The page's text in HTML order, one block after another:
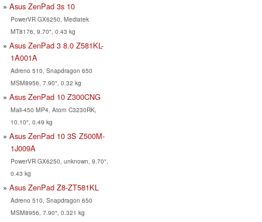
Asus ZenPad 3s 10
PowerVR GX6250, Mediatek
MT8176, 9.70", 0.43 kg
Asus ZenPad 3 8.0 Z581KL-
1A001A
Adreno 510, Snapdragon 650
MSM8956, 7.90", 0.32 kg
Asus ZenPad 10 Z300CNG
Mali-450 MP4, Atom C3230RK,
10.10", 0.49 kg
Asus ZenPad 10 3S Z500M-
1J009A
PowerVR GX6250, unknown, 9.70",
0.43 kg
Asus ZenPad Z8-ZT581KL
Adreno 510, Snapdragon 650
MSM8956, 7.90", 0.321 kg